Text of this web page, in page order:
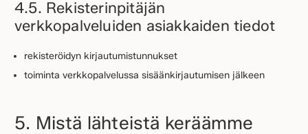
4.5. Rekisterinpitäjän
verkkopalveluiden asiakkaiden tiedot
rekisteröidyn kirjautumistunnukset
toiminta verkkopalvelussa sisäänkirjautumisen jälkeen
5. Mistä lähteistä keräämme